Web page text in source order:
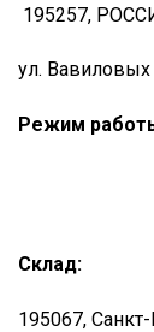
195257,
ул. Вавиловых
Режим
Склад:
195067,